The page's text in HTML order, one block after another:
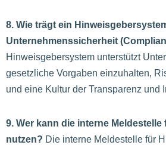
8. Wie trägt ein
Unternehmenssicherheit
Hinweisgebersystem unterstützt
gesetzliche Vorgaben einzuhalten,
und eine Kultur der Transparenz und
9. Wer kann die interne
nutzen? Die interne Meldestelle für